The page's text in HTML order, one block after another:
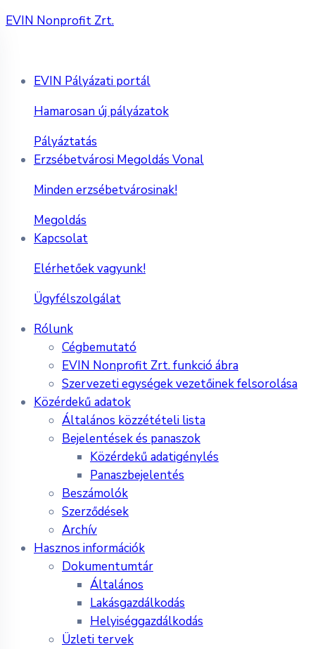
EVIN Nonprofit Zrt.
EVIN Pályázati portál
Hamarosan új pályázatok
Pályáztatás
Erzsébetvárosi Megoldás Vonal
Minden erzsébetvárosinak!
Megoldás
Kapcsolat
Elérhetőek vagyunk!
Ügyfélszolgálat
MenuRólunk
Cégbemutató
EVIN Nonprofit Zrt. funkció ábra
Szervezeti egységek vezetőinek felsorolása
Közérdekű adatok
Általános közzétételi lista
Bejelentések és panaszok
Közérdekű adatigénylés
Panaszbejelentés
Beszámolók
Szerződések
Archív
Hasznos információk
Dokumentumtár
Általános
Lakásgazdálkodás
Helyiséggazdálkodás
Üzleti tervek